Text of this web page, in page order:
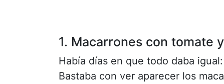
1. Macarrones con tomate
Había días en que todo daba
Bastaba con ver aparecer los